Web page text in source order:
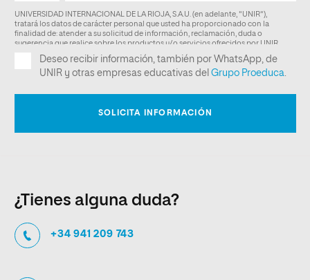
¿Tienes alguna duda?
+34 941 209 743